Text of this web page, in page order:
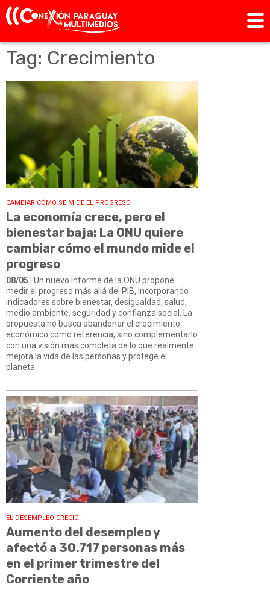
Tag: Crecimiento
CAMBIAR CÓMO SE MIDE EL PROGRESO.
La economía crece, pero el
bienestar baja: La ONU quiere
cambiar cómo el mundo mide el
progreso
08/05 | Un nuevo informe de la ONU propone
medir el progreso más allá del PIB, incorporando
indicadores sobre bienestar, desigualdad, salud,
medio ambiente, seguridad y confianza social. La
propuesta no busca abandonar el crecimiento
económico como referencia, sino complementarlo
con una visión más completa de lo que realmente
mejora la vida de las personas y protege el
planeta.
EL DESEMPLEO CRECIÓ
Aumento del desempleo y
afectó a 30.717 personas más
en el primer trimestre del
Corriente año